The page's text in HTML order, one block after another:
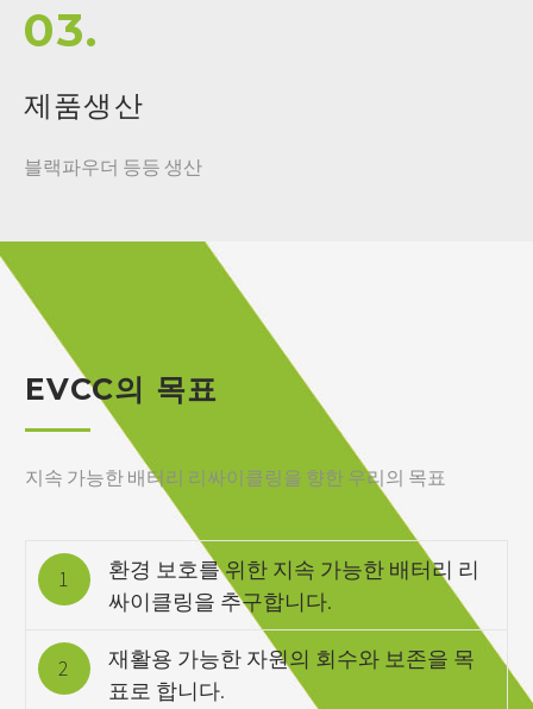
03.
제품생산
블랙파우더 등등 생산
EVCC의 목표
지속 가능한 배터리 리싸이클링을 향한 우리의 목표
1
환경 보호를 위한 지속 가능한 배터리 리
싸이클링을 추구합니다.
2
재활용 가능한 자원의 회수와 보존을 목
표로 합니다.